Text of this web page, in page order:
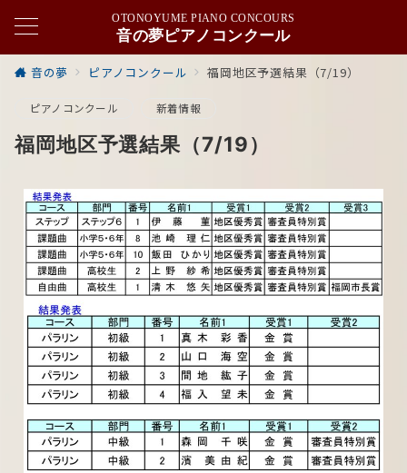
OTONOYUME PIANO CONCOURS
音の夢ピアノコンクール
音の夢 ピアノコンクール 福岡地区予選結果（7/19）
ピアノコンクール 新着情報
福岡地区予選結果（7/19）